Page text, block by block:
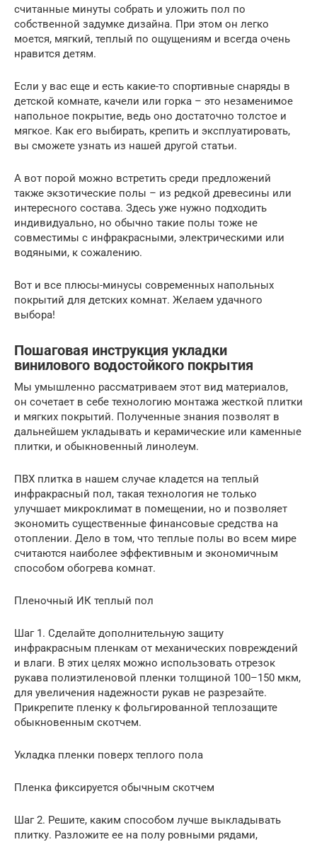
считанные минуты собрать и уложить пол по
собственной задумке дизайна. При этом он легко
моется, мягкий, теплый по ощущениям и всегда очень
нравится детям.
Если у вас еще и есть какие-то спортивные снаряды в
детской комнате, качели или горка – это незаменимое
напольное покрытие, ведь оно достаточно толстое и
мягкое. Как его выбирать, крепить и эксплуатировать,
вы сможете узнать из нашей другой статьи.
А вот порой можно встретить среди предложений
также экзотические полы – из редкой древесины или
интересного состава. Здесь уже нужно подходить
индивидуально, но обычно такие полы тоже не
совместимы с инфракрасными, электрическими или
водяными, к сожалению.
Вот и все плюсы-минусы современных напольных
покрытий для детских комнат. Желаем удачного
выбора!
Пошаговая инструкция укладки
винилового водостойкого покрытия
Мы умышленно рассматриваем этот вид материалов,
он сочетает в себе технологию монтажа жесткой плитки
и мягких покрытий. Полученные знания позволят в
дальнейшем укладывать и керамические или каменные
плитки, и обыкновенный линолеум.
ПВХ плитка в нашем случае кладется на теплый
инфракрасный пол, такая технология не только
улучшает микроклимат в помещении, но и позволяет
экономить существенные финансовые средства на
отоплении. Дело в том, что теплые полы во всем мире
считаются наиболее эффективным и экономичным
способом обогрева комнат.
Пленочный ИК теплый пол
Шаг 1. Сделайте дополнительную защиту
инфракрасным пленкам от механических повреждений
и влаги. В этих целях можно использовать отрезок
рукава полиэтиленовой пленки толщиной 100–150 мкм,
для увеличения надежности рукав не разрезайте.
Прикрепите пленку к фольгированной теплозащите
обыкновенным скотчем.
Укладка пленки поверх теплого пола
Пленка фиксируется обычным скотчем
Шаг 2. Решите, каким способом лучше выкладывать
плитку. Разложите ее на полу ровными рядами,